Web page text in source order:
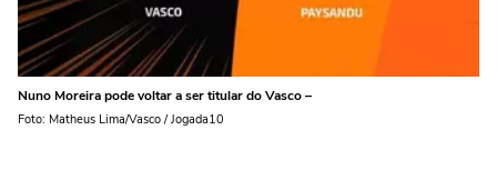
Nuno Moreira pode voltar a ser titular do Vasco –
Foto: Matheus Lima/Vasco / Jogada10